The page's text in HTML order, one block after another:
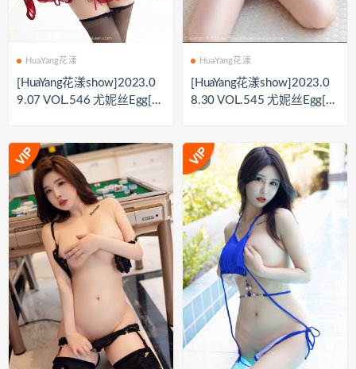
HuaYang花漾
[HuaYang花漾show]2023.0
9.07 VOL.546 尤妮丝Egg[7
HuaYang花漾
[HuaYang花漾show]2023.0
8.30 VOL.545 尤妮丝Egg[7